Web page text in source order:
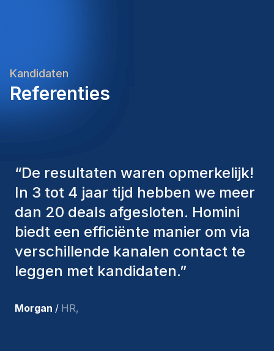
Kandidaten
Referenties
“De consultants van Homini
hebben altijd verschillende
factoren in overweging genomen
om ons de juiste kandidaten aan te
bieden. De mensen die we hebben
aangenomen, zijn nog steeds bij
tevreden met de recente